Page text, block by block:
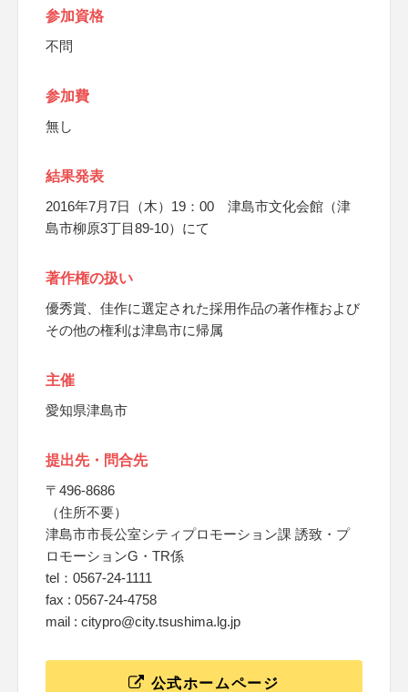
参加資格
不問
参加費
無し
結果発表
2016年7月7日（木）19：00 津島市文化会館（津
島市柳原3丁目89-10）にて
著作権の扱い
優秀賞、佳作に選定された採用作品の著作権および
その他の権利は津島市に帰属
主催
愛知県津島市
提出先・問合先
〒496-8686
（住所不要）
津島市市長公室シティプロモーション課 誘致・プ
ロモーションG・TR係
tel：0567-24-1111
fax : 0567-24-4758
mail : citypro@city.tsushima.lg.jp
公式ホームページ